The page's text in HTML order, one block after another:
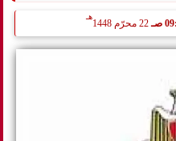
صـ 22 محرّم 1448
هـ